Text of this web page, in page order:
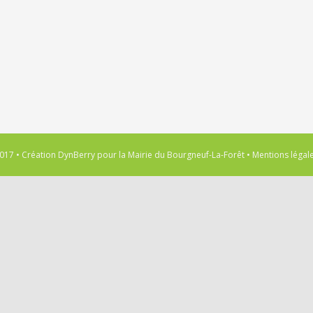
• Création DynBerry pour la Mairie du Bourgneuf-La-Forêt • Mentions